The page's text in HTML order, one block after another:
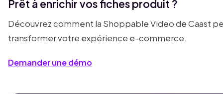
Prêt à enrichir vos fiches produit ?
Découvrez comment la Shoppable Video de Caast
transformer votre expérience e-commerce.
Demander une démo